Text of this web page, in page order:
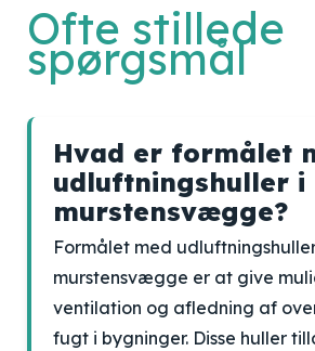
Ofte stillede
spørgsmål
Hvad er formålet
udluftningshuller i
murstensvægge?
Formålet med
murstensvægge er at give
ventilation og afledning af
fugt i bygninger. Disse huller